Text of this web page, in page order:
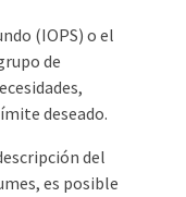
(IOPS) o el
de
deseado.
del
es posible